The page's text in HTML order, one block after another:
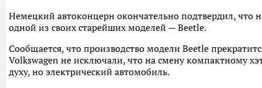
Немецкий автоконцерн окончательно подтвердил, что
одной из своих старейших моделей — Beetle.
Сообщается, что производство модели Beetle
Volkswagen не исключали, что на смену компактному
духу, но электрический автомобиль.